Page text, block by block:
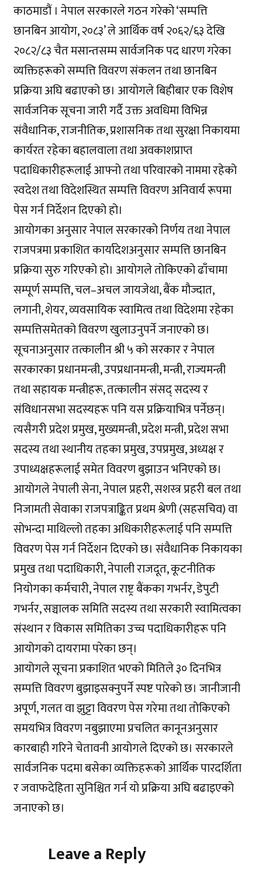
काठमाडौं । नेपाल सरकारले गठन गरेको ‘सम्पत्ति
छानबिन आयोग, २०८३’ ले आर्थिक वर्ष २०६२/६३ देखि
२०८२/८३ चैत मसान्तसम्म सार्वजनिक पद धारण गरेका
व्यक्तिहरूको सम्पत्ति विवरण संकलन तथा छानबिन
प्रक्रिया अघि बढाएको छ। आयोगले बिहीबार एक विशेष
सार्वजनिक सूचना जारी गर्दै उक्त अवधिमा विभिन्न
संवैधानिक, राजनीतिक, प्रशासनिक तथा सुरक्षा निकायमा
कार्यरत रहेका बहालवाला तथा अवकाशप्राप्त
पदाधिकारीहरूलाई आफ्नो तथा परिवारको नाममा रहेको
स्वदेश तथा विदेशस्थित सम्पत्ति विवरण अनिवार्य रूपमा
पेस गर्न निर्देशन दिएको हो।
आयोगका अनुसार नेपाल सरकारको निर्णय तथा नेपाल
राजपत्रमा प्रकाशित कार्यादेशअनुसार सम्पत्ति छानबिन
प्रक्रिया सुरु गरिएको हो। आयोगले तोकिएको ढाँचामा
सम्पूर्ण सम्पत्ति, चल–अचल जायजेथा, बैंक मौज्दात,
लगानी, शेयर, व्यवसायिक स्वामित्व तथा विदेशमा रहेका
सम्पत्तिसमेतको विवरण खुलाउनुपर्ने जनाएको छ।
सूचनाअनुसार तत्कालीन श्री ५ को सरकार र नेपाल
सरकारका प्रधानमन्त्री, उपप्रधानमन्त्री, मन्त्री, राज्यमन्त्री
तथा सहायक मन्त्रीहरू, तत्कालीन संसद् सदस्य र
संविधानसभा सदस्यहरू पनि यस प्रक्रियाभित्र पर्नेछन्।
त्यसैगरी प्रदेश प्रमुख, मुख्यमन्त्री, प्रदेश मन्त्री, प्रदेश सभा
सदस्य तथा स्थानीय तहका प्रमुख, उपप्रमुख, अध्यक्ष र
उपाध्यक्षहरूलाई समेत विवरण बुझाउन भनिएको छ।
आयोगले नेपाली सेना, नेपाल प्रहरी, सशस्त्र प्रहरी बल तथा
निजामती सेवाका राजपत्राङ्कित प्रथम श्रेणी (सहसचिव) वा
सोभन्दा माथिल्लो तहका अधिकारीहरूलाई पनि सम्पत्ति
विवरण पेस गर्न निर्देशन दिएको छ। संवैधानिक निकायका
प्रमुख तथा पदाधिकारी, नेपाली राजदूत, कूटनीतिक
नियोगका कर्मचारी, नेपाल राष्ट्र बैंकका गभर्नर, डेपुटी
गभर्नर, सञ्चालक समिति सदस्य तथा सरकारी स्वामित्वका
संस्थान र विकास समितिका उच्च पदाधिकारीहरू पनि
आयोगको दायरामा परेका छन्।
आयोगले सूचना प्रकाशित भएको मितिले ३० दिनभित्र
सम्पत्ति विवरण बुझाइसक्नुपर्ने स्पष्ट पारेको छ। जानीजानी
अपूर्ण, गलत वा झुट्टा विवरण पेस गरेमा तथा तोकिएको
समयभित्र विवरण नबुझाएमा प्रचलित कानूनअनुसार
कारबाही गरिने चेतावनी आयोगले दिएको छ। सरकारले
सार्वजनिक पदमा बसेका व्यक्तिहरूको आर्थिक पारदर्शिता
र जवाफदेहिता सुनिश्चित गर्न यो प्रक्रिया अघि बढाइएको
जनाएको छ।
Leave a Reply